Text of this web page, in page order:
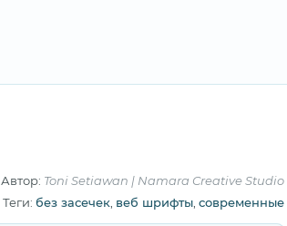
Автор: Toni Setiawan | Namara Creative Studio
Теги: без засечек веб шрифты современные